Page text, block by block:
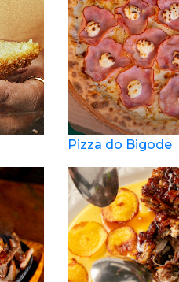
Pizza do Bigode